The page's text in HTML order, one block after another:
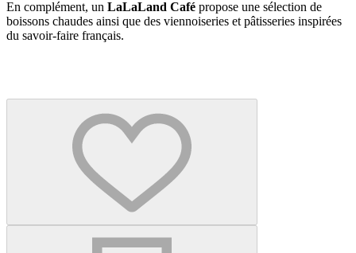
En complément, un LaLaLand Café propose une sélection de
boissons chaudes ainsi que des viennoiseries et pâtisseries inspirées
du savoir-faire français.